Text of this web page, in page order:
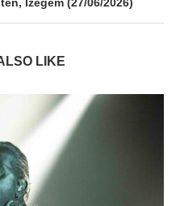
Izegem (27/06/2026)
LIKE